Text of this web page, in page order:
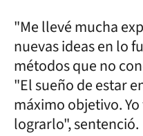
"Me llevé mucha
nuevas ideas en lo
métodos que no
"El sueño de estar
máximo objetivo.
lograrlo", sentenció.